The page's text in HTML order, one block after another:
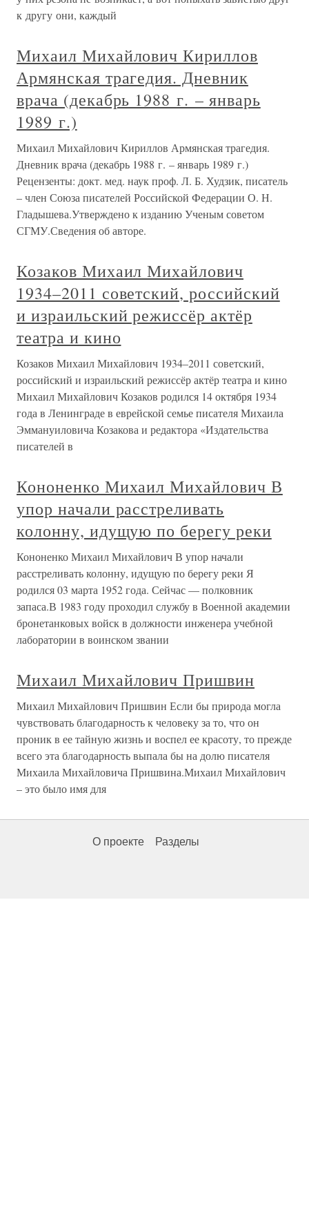
к другу они, каждый
Михаил Михайлович Кириллов
Армянская трагедия. Дневник
врача (декабрь 1988 г. – январь
1989 г.)
Михаил Михайлович Кириллов Армянская трагедия.
Дневник врача (декабрь 1988 г. – январь 1989 г.)
Рецензенты: докт. мед. наук проф. Л. Б. Худзик, писатель
– член Союза писателей Российской Федерации О. Н.
Гладышева.Утверждено к изданию Ученым советом
СГМУ.Сведения об авторе.
Козаков Михаил Михайлович
1934–2011 советский, российский
и израильский режиссёр актёр
театра и кино
Козаков Михаил Михайлович 1934–2011 советский,
российский и израильский режиссёр актёр театра и кино
Михаил Михайлович Козаков родился 14 октября 1934
года в Ленинграде в еврейской семье писателя Михаила
Эммануиловича Козакова и редактора «Издательства
писателей в
Кононенко Михаил Михайлович В
упор начали расстреливать
колонну, идущую по берегу реки
Кононенко Михаил Михайлович В упор начали
расстреливать колонну, идущую по берегу реки Я
родился 03 марта 1952 года. Сейчас — полковник
запаса.В 1983 году проходил службу в Военной академии
бронетанковых войск в должности инженера учебной
лаборатории в воинском звании
Михаил Михайлович Пришвин
Михаил Михайлович Пришвин Если бы природа могла
чувствовать благодарность к человеку за то, что он
проник в ее тайную жизнь и воспел ее красоту, то прежде
всего эта благодарность выпала бы на долю писателя
Михаила Михайловича Пришвина.Михаил Михайлович
– это было имя для
О проекте Разделы